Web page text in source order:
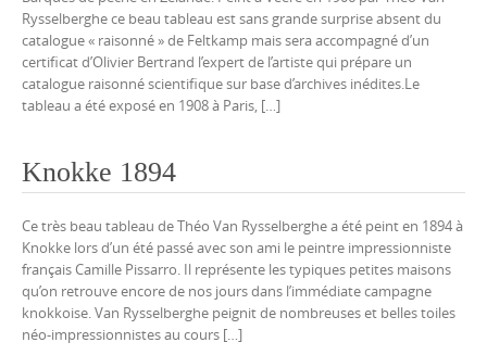
Rysselberghe ce beau tableau est sans grande surprise absent du
catalogue « raisonné » de Feltkamp mais sera accompagné d’un
certificat d’Olivier Bertrand l’expert de l’artiste qui prépare un
catalogue raisonné scientifique sur base d’archives inédites.Le
tableau a été exposé en 1908 à Paris, […]
Knokke 1894
Ce très beau tableau de Théo Van Rysselberghe a été peint en 1894 à
Knokke lors d’un été passé avec son ami le peintre impressionniste
français Camille Pissarro. Il représente les typiques petites maisons
qu’on retrouve encore de nos jours dans l’immédiate campagne
knokkoise. Van Rysselberghe peignit de nombreuses et belles toiles
néo-impressionnistes au cours […]